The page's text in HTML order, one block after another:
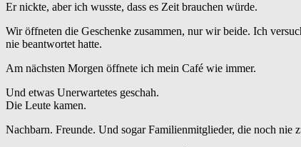
Er nickte, aber ich wusste, dass es Zeit brauchen würde.
Wir öffneten die Geschenke zusammen, nur wir beide. Ich
nie beantwortet hatte.
Am nächsten Morgen öffnete ich mein Café wie immer.
Und etwas Unerwartetes geschah.
Die Leute kamen.
Nachbarn. Freunde. Und sogar Familienmitglieder, die noch nie